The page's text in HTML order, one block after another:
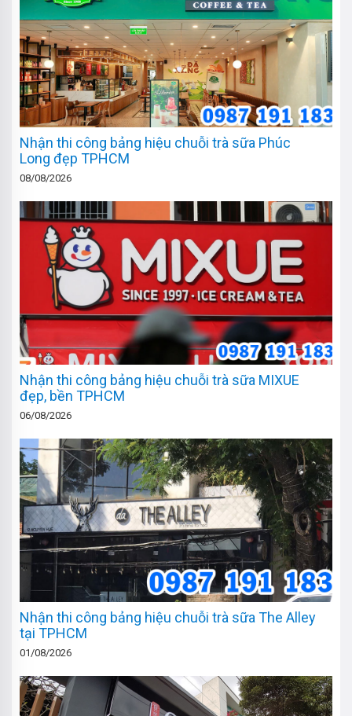
Nhận thi công bảng hiệu chuỗi trà sữa Phúc
Long đẹp TPHCM
08/08/2026
Nhận thi công bảng hiệu chuỗi trà sữa MIXUE
đẹp, bền TPHCM
06/08/2026
Nhận thi công bảng hiệu chuỗi trà sữa The Alley
tại TPHCM
01/08/2026